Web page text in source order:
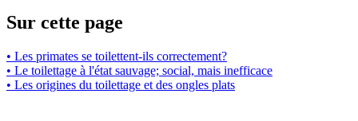
Sur cette page
• Les primates se toilettent-ils correctement?
• Le toilettage à l'état sauvage; social, mais inefficace
• Les origines du toilettage et des ongles plats